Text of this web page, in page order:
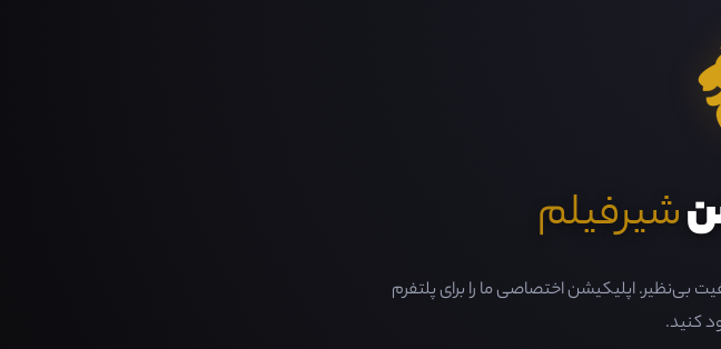
شیرفیلم
بی‌نظیر. اپلیکیشن اختصاصی ما را برای پلتفرم
کنید.